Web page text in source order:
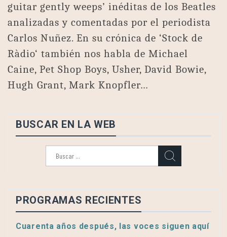
guitar gently weeps’ inéditas de los Beatles
analizadas y comentadas por el periodista
Carlos Nuñez. En su crónica de ‘Stock de
Ràdio‘ también nos habla de Michael
Caine, Pet Shop Boys, Usher, David Bowie,
Hugh Grant, Mark Knopfler…
BUSCAR EN LA WEB
PROGRAMAS RECIENTES
Cuarenta años después, las voces siguen aquí